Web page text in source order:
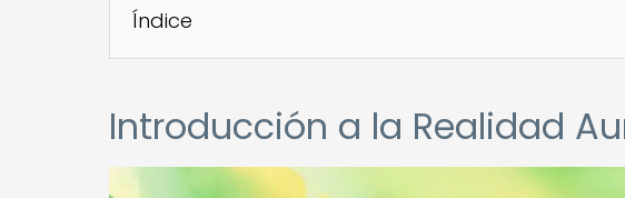
Índice
Introducción a la Realidad